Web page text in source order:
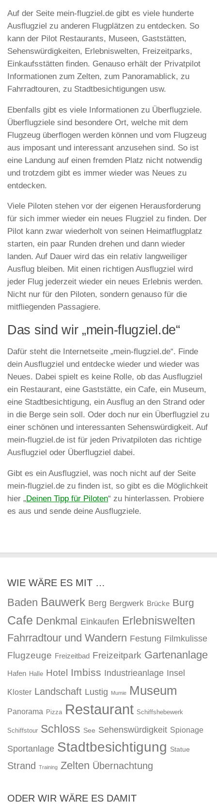
Auf der Seite mein-flugziel.de gibt es viele hunderte
Ausflugziel zu anderen Flugplätzen zu entdecken. So
kann der Pilot Restaurants, Museen, Gaststätten,
Sehenswürdigkeiten, Erlebniswelten, Freizeitparks,
Einkaufsstätten finden. Genauso erhält der Privatpilot
Informationen zum Zelten, zum Panoramablick, zu
Fahrradtouren, zu Stadtbesichtigungen usw.
Ebenfalls gibt es viele Informationen zu Überflugziele.
Überflugziele sind besondere Ort, welche mit dem
Flugzeug überflogen werden können und vom Flugzeug
aus imposant und interessant anzusehen sind. So ist
eine Landung auf einen fremden Platz nicht notwendig
und trotzdem gibt es immer wieder was Neues zu
entdecken.
Viele Piloten stehen vor der eigenen Herausforderung
für sich immer wieder ein neues Flugziel zu finden. Der
Pilot kann zwar wiederholt von seinen Heimatflugplatz
starten, ein paar Runden drehen und dann wieder
landen. Auf Dauer wird das ein relativ langweiliger
Ausflug bleiben. Mit einen richtigen Ausflugziel wird
jeder Flug jederzeit wieder ein neues Erlebnis werden.
Nicht nur für den Piloten, sondern genauso für die
mitfliegenden Passagiere.
Das sind wir „mein-flugziel.de“
Dafür steht die Internetseite „mein-flugziel.de“. Finde
dein Ausflugziel und entdecke wieder und wieder was
Neues. Dabei spielt es keine Rolle, ob das Ausflugziel
ein Restaurant, eine Gaststätte, ein Cafe, ein Museum,
eine Stadtbesichtigung, ein Ausflug an den Strand oder
in die Berge sein soll. Oder doch nur ein Überflugziel zu
einer schönen und interessanten Sehenswürdigkeit. Auf
mein-flugziel.de ist für jeden Privatpiloten das richtige
Ausflugziel oder Überflugziel dabei.
Gibt es ein Ausflugziel, was noch nicht auf der Seite
mein-flugziel.de zu finden ist, so gibt es die Möglichkeit
hier „Deinen Tipp für Piloten“ zu hinterlassen. Probiere
es aus und sende deine Ausflugziele.
WIE WÄRE ES MIT …
Baden Bauwerk Berg Bergwerk Brücke Burg
Cafe Denkmal Einkaufen Erlebniswelten
Fahrradtour und Wandern Festung Filmkulisse
Flugzeuge Freizeitbad Freizeitpark Gartenanlage
Hafen Halle Hotel Imbiss Industrieanlage Insel
Kloster Landschaft Lustig Mumie Museum
Panorama Pizza Restaurant Schiffshebewerk
Schiffstour Schloss See Sehenswürdigkeit Spionage
Sportanlage Stadtbesichtigung Statue
Strand Training Zelten Übernachtung
ODER WIR WÄRE ES DAMIT